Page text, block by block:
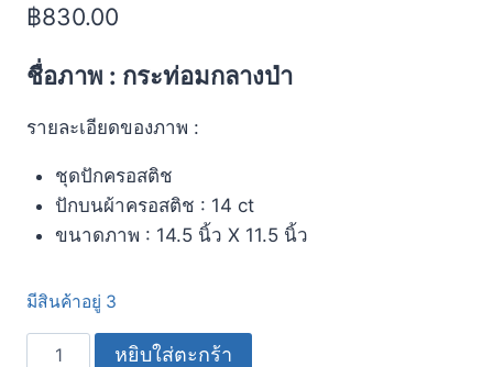
฿830.00
ชื่อภาพ : กระท่อมกลางป่า
รายละเอียดของภาพ :
ชุดปักครอสติช
ปักบนผ้าครอสติช : 14 ct
ขนาดภาพ : 14.5 นิ้ว X 11.5 นิ้ว
มีสินค้าอยู่ 3
หยิบใส่ตะกร้า